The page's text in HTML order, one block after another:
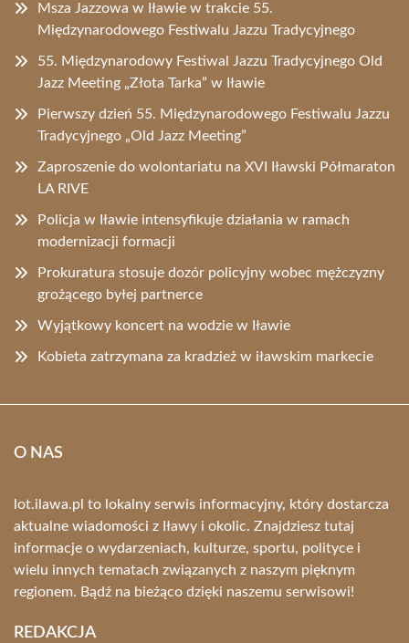
Msza Jazzowa w Iławie w trakcie 55.
Międzynarodowego Festiwalu Jazzu Tradycyjnego
55. Międzynarodowy Festiwal Jazzu Tradycyjnego Old
Jazz Meeting „Złota Tarka” w Iławie
Pierwszy dzień 55. Międzynarodowego Festiwalu Jazzu
Tradycyjnego „Old Jazz Meeting”
Zaproszenie do wolontariatu na XVI Iławski Półmaraton
LA RIVE
Policja w Iławie intensyfikuje działania w ramach
modernizacji formacji
Prokuratura stosuje dozór policyjny wobec mężczyzny
grożącego byłej partnerce
Wyjątkowy koncert na wodzie w Iławie
Kobieta zatrzymana za kradzież w iławskim markecie
O NAS
lot.ilawa.pl to lokalny serwis informacyjny, który dostarcza
aktualne wiadomości z Iławy i okolic. Znajdziesz tutaj
informacje o wydarzeniach, kulturze, sportu, polityce i
wielu innych tematach związanych z naszym pięknym
regionem. Bądź na bieżąco dzięki naszemu serwisowi!
REDAKCJA